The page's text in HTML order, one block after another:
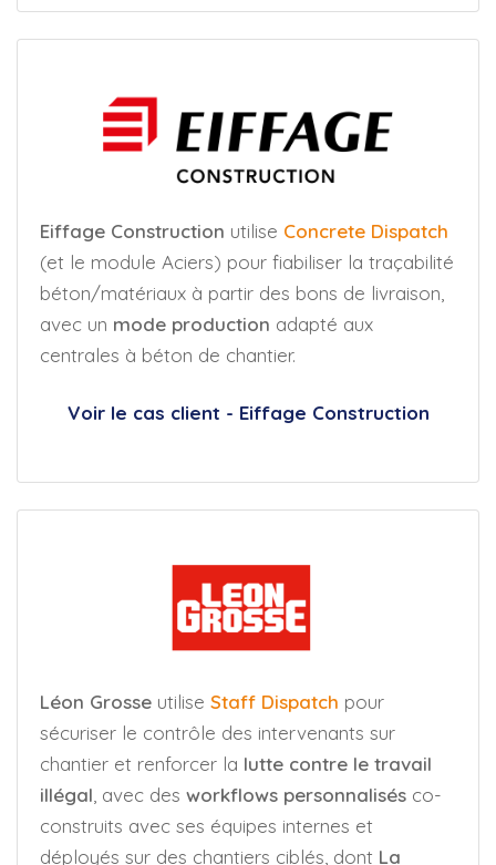
Eiffage Construction utilise Concrete Dispatch
(et le module Aciers) pour fiabiliser la traçabilité
béton/matériaux à partir des bons de livraison,
avec un mode production adapté aux
centrales à béton de chantier.
Voir le cas client - Eiffage Construction
Léon Grosse utilise Staff Dispatch pour
sécuriser le contrôle des intervenants sur
chantier et renforcer la lutte contre le travail
illégal , avec des workflows personnalisés co-
construits avec ses équipes internes et
déployés sur des chantiers ciblés, dont La